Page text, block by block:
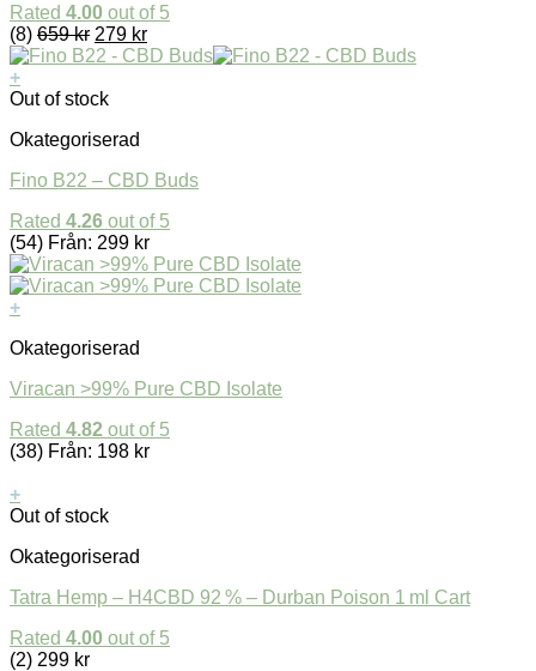
Rated 4.00 out of 5
(8) 659kr 279 kr
+
Out of stock
Okategoriserad
Fino B22 – CBD Buds
Rated 4.26 out of 5
(54) Från: 299 kr
+
Okategoriserad
Viracan >99% Pure CBD Isolate
Rated 4.82 out of 5
(38) Från: 198 kr
+
Out of stock
Okategoriserad
Tatra Hemp – H4CBD 92 % – Durban Poison 1 ml Cart
Rated 4.00 out of 5
(2) 299 kr